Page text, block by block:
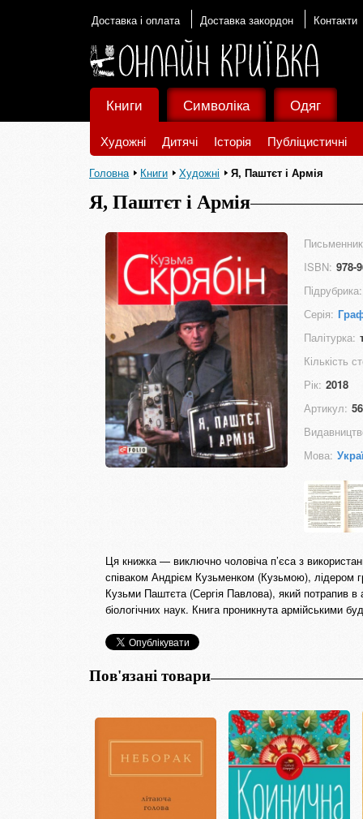
Доставка і оплата Доставка закордон Контакти
Книги
Художні Дитячі Історія Публіцистичні
Символіка Одяг
Головна Книги Художні Я, Паштєт і Армія
Я, Паштєт і Армія
ISBN: 978-
Підрубрика:
Серія:
Палітурка:
Кількість
Рік: 2018
Артикул:
Мова:
Ця книжка — виключно чоловіча п’єса з
співаком Андрієм Кузьменком (Кузьмою), лідером
Кузьми Паштєта (Сергія Павлова), який потрапив
біологічних наук. Книга проникнута армійськими
Пов'язані товари